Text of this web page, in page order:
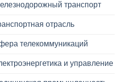
транспорт
отрасль
телекоммуникаций
и управление